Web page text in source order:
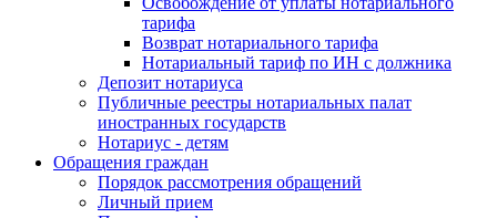
тарифа
Возврат нотариального тарифа
Нотариальный тариф по ИН с должника
Депозит нотариуса
Публичные реестры нотариальных палат
иностранных государств
Нотариус - детям
Обращения граждан
Порядок рассмотрения обращений
Личный прием